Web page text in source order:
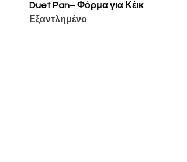
Duet Pan– Φόρμα για Κέικ
Εξαντλημένο